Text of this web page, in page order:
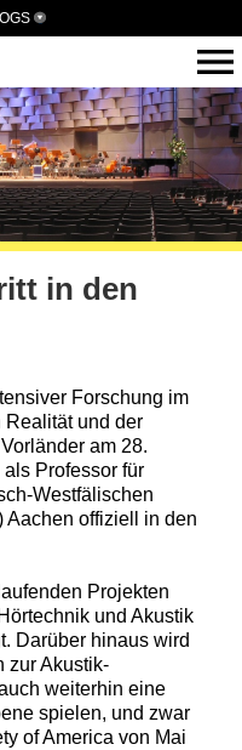
in den
Forschung im
Realität und der
am 28.
Professor für
Westfälischen
Aachen offiziell in den
Projekten
und Akustik
Darüber hinaus wird
zur Akustik-
weiterhin eine
spielen, und zwar
of America von Mai